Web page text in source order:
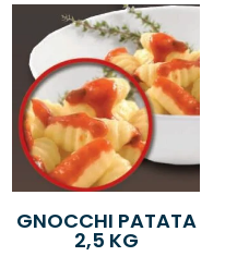
GNOCCHI PATATA
2,5 KG